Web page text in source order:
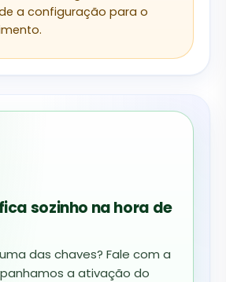
a configuração para o
sozinho na hora de
das chaves? Fale com a
a ativação do